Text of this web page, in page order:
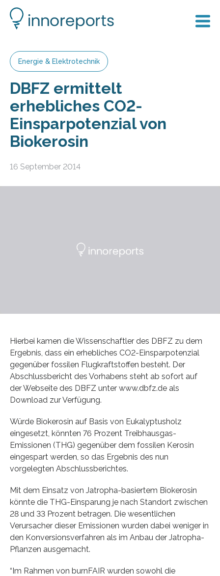
Energie & Elektrotechnik
DBFZ ermittelt
erhebliches CO2-
Einsparpotenzial von
Biokerosin
16 September 2014
Hierbei kamen die Wissenschaftler des DBFZ zu dem
Ergebnis, dass ein erhebliches CO2-Einsparpotenzial
gegenüber fossilen Flugkraftstoffen besteht. Der
Abschlussbericht des Vorhabens steht ab sofort auf
der Webseite des DBFZ unter www.dbfz.de als
Download zur Verfügung.
Würde Biokerosin auf Basis von Eukalyptusholz
eingesetzt, könnten 76 Prozent Treibhausgas-
Emissionen (THG) gegenüber dem fossilen Kerosin
eingespart werden, so das Ergebnis des nun
vorgelegten Abschlussberichtes.
Mit dem Einsatz von Jatropha-basiertem Biokerosin
könnte die THG-Einsparung je nach Standort zwischen
28 und 33 Prozent betragen. Die wesentlichen
Verursacher dieser Emissionen wurden dabei weniger in
den Konversionsverfahren als im Anbau der Jatropha-
Pflanzen ausgemacht.
“Im Rahmen von burnFAIR wurden sowohl die